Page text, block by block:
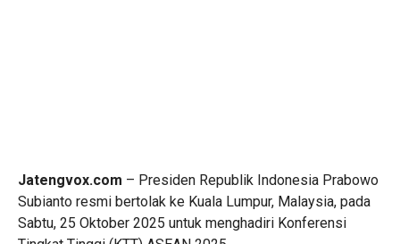
Jatengvox.com – Presiden Republik Indonesia Prabowo
Subianto resmi bertolak ke Kuala Lumpur, Malaysia, pada
Sabtu, 25 Oktober 2025 untuk menghadiri Konferensi